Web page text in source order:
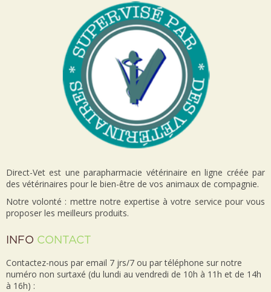
Direct-Vet est une parapharmacie vétérinaire en ligne créée par
des vétérinaires pour le bien-être de vos animaux de compagnie.
Notre volonté : mettre notre expertise à votre service pour vous
proposer les meilleurs produits.
INFO CONTACT
Contactez-nous par email 7 jrs/7 ou par téléphone sur notre
numéro non surtaxé (du lundi au vendredi de 10h à 11h et de 14h
à 16h) :